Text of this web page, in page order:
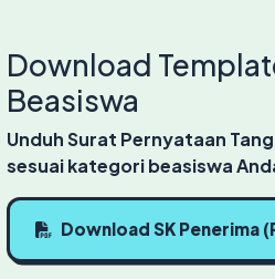
Download
Beasiswa
Unduh Surat Pernyataan
sesuai kategori beasiswa
Download SK Penerima